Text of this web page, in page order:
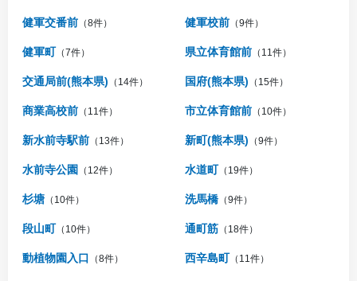
健軍交番前 （8件） 健軍校前 （9件）
健軍町 （7件） 県立体育館前 （11件）
交通局前(熊本県) （14件） 国府(熊本県) （15件）
商業高校前 （11件） 市立体育館前 （10件）
新水前寺駅前 （13件） 新町(熊本県) （9件）
水前寺公園 （12件） 水道町 （19件）
杉塘 （10件） 洗馬橋 （9件）
段山町 （10件） 通町筋 （18件）
動植物園入口 （8件） 西辛島町 （11件）